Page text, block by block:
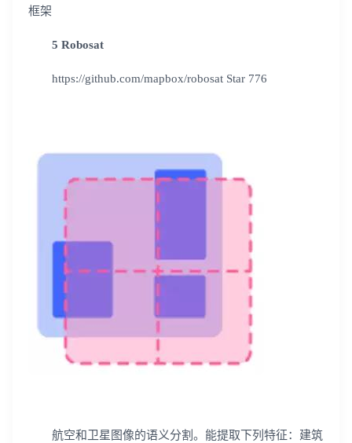
框架
5 Robosat
https://github.com/mapbox/robosat Star 776
航空和卫星图像的语义分割。能提取下列特征：建筑